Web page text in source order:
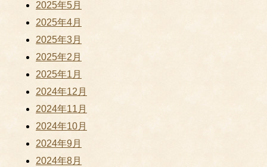
2025年5月
2025年4月
2025年3月
2025年2月
2025年1月
2024年12月
2024年11月
2024年10月
2024年9月
2024年8月